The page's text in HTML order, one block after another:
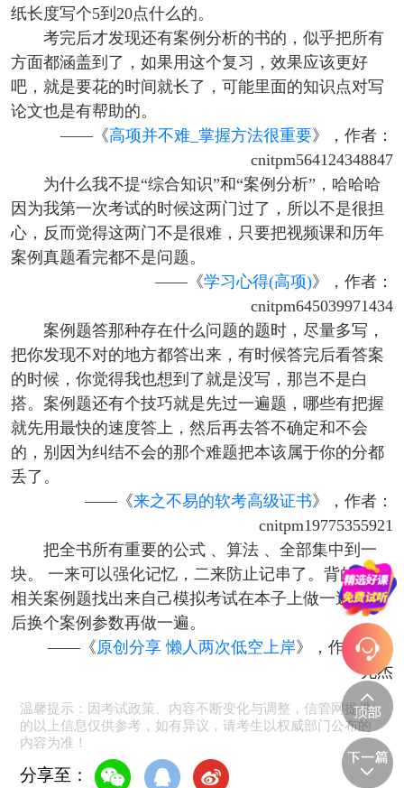
纸长度写个5到20点什么的。
考完后才发现还有案例分析的书的，似乎把所有
方面都涵盖到了，如果用这个复习，效果应该更好
吧，就是要花的时间就长了，可能里面的知识点对写
论文也是有帮助的。
——《高项并不难_掌握方法很重要》，作者：
cnitpm564124348847
为什么我不提“综合知识”和“案例分析”，哈哈哈
因为我第一次考试的时候这两门过了，所以不是很担
心，反而觉得这两门不是很难，只要把视频课和历年
案例真题看完都不是问题。
——《学习心得(高项)》，作者：
cnitpm645039971434
案例题答那种存在什么问题的题时，尽量多写，
把你发现不对的地方都答出来，有时候答完后看答案
的时候，你觉得我也想到了就是没写，那岂不是白
搭。案例题还有个技巧就是先过一遍题，哪些有把握
就先用最快的速度答上，然后再去答不确定和不会
的，别因为纠结不会的那个难题把本该属于你的分都
丢了。
——《来之不易的软考高级证书》，作者：
cnitpm19775355921
把全书所有重要的公式 、算法 、全部集中到一
块。 一来可以强化记忆，二来防止记串了。背的时候
相关案例题找出来自己模拟考试在本子上做一遍，然
后换个案例参数再做一遍。
——《原创分享 懒人两次低空上岸》，作者：赵
允杰
温馨提示：因考试政策、内容不断变化与调整，信管网提供
的以上信息仅供参考，如有异议，请考生以权威部门公布的
内容为准！
分享至：